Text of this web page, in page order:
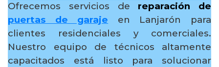
Ofrecemos servicios de reparación de
puertas de garaje en Lanjarón para
clientes residenciales y comerciales.
Nuestro equipo de técnicos altamente
capacitados está listo para solucionar